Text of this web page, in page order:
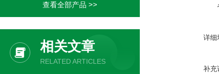
详细
补充
查看全部产品 >>
相关文章
RELATED ARTICLES